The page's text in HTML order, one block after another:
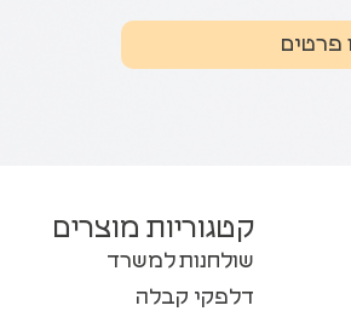
פרטים
קטגוריות מוצרים
שולחנות למשרד
דלפקי קבלה